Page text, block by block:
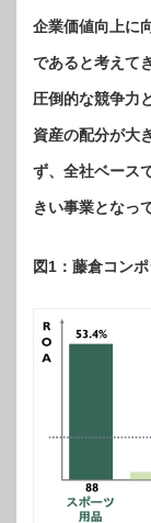
企業価値向上に
であると考えて
圧倒的な競争力
資産の配分が大
ず、全社ベース
きい事業となっ
図1：藤倉コン